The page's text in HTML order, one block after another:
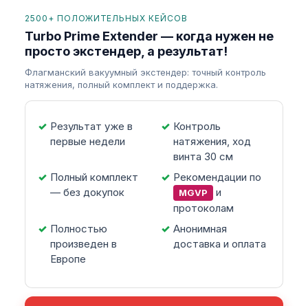
2500+ ПОЛОЖИТЕЛЬНЫХ КЕЙСОВ
Turbo Prime Extender — когда нужен не
просто экстендер, а результат!
Флагманский вакуумный экстендер: точный контроль
натяжения, полный комплект и поддержка.
Результат уже в
первые недели
Контроль
натяжения, ход
винта 30 см
Полный комплект
— без докупок
Рекомендации по
MGVP
и
протоколам
Полностью
произведен в
Европе
Анонимная
доставка и оплата